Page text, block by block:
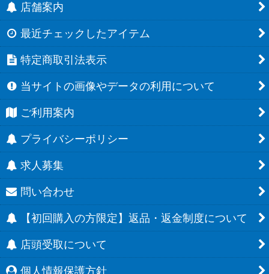
店舗案内
最近チェックしたアイテム
特定商取引法表示
当サイトの画像やデータの利用について
ご利用案内
プライバシーポリシー
求人募集
問い合わせ
【初回購入の方限定】返品・返金制度について
店頭受取について
個人情報保護方針